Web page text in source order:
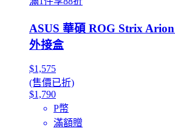
ASUS 華碩 ROG Strix
外接盒
$1,575
(售價已折)
$1,790
P幣
滿額贈